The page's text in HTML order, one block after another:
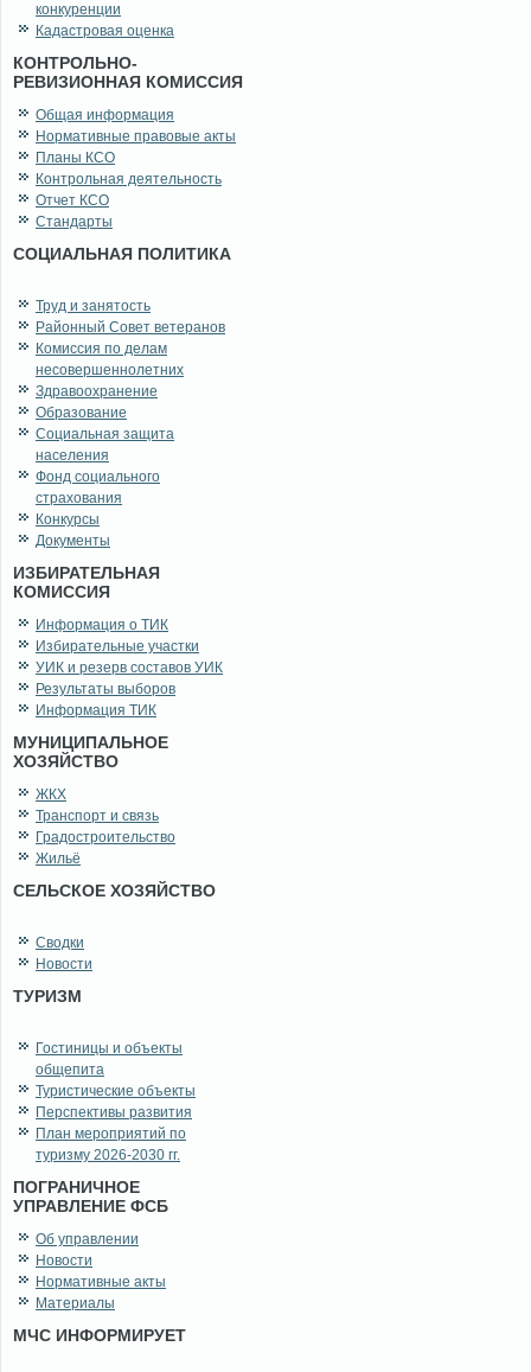
конкуренции
Кадастровая оценка
КОНТРОЛЬНО-
РЕВИЗИОННАЯ КОМИССИЯ
Общая информация
Нормативные правовые акты
Планы КСО
Контрольная деятельность
Отчет КСО
Стандарты
СОЦИАЛЬНАЯ ПОЛИТИКА
Труд и занятость
Районный Совет ветеранов
Комиссия по делам
несовершеннолетних
Здравоохранение
Образование
Социальная защита
населения
Фонд социального
страхования
Конкурсы
Документы
ИЗБИРАТЕЛЬНАЯ
КОМИССИЯ
Информация о ТИК
Избирательные участки
УИК и резерв составов УИК
Результаты выборов
Информация ТИК
МУНИЦИПАЛЬНОЕ
ХОЗЯЙСТВО
ЖКХ
Транспорт и связь
Градостроительство
Жильё
СЕЛЬСКОЕ ХОЗЯЙСТВО
Сводки
Новости
ТУРИЗМ
Гостиницы и объекты
общепита
Туристические объекты
Перспективы развития
План мероприятий по
туризму 2026-2030 гг.
ПОГРАНИЧНОЕ
УПРАВЛЕНИЕ ФСБ
Об управлении
Новости
Нормативные акты
Материалы
МЧС ИНФОРМИРУЕТ